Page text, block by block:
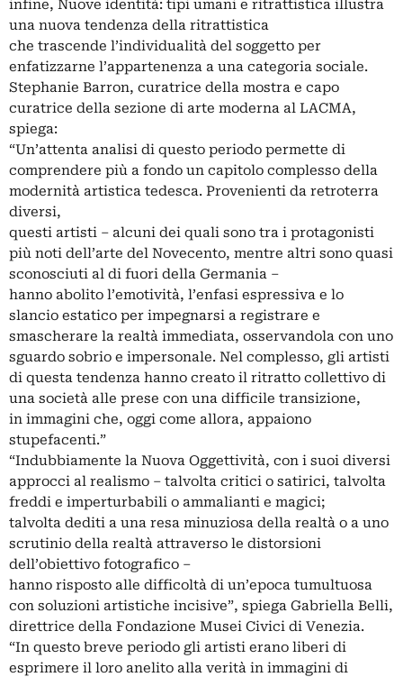
infine, Nuove identità: tipi umani e ritrattistica illustra
una nuova tendenza della ritrattistica
che trascende l’individualità del soggetto per
enfatizzarne l’appartenenza a una categoria sociale.
Stephanie Barron, curatrice della mostra e capo
curatrice della sezione di arte moderna al LACMA,
spiega:
“Un’attenta analisi di questo periodo permette di
comprendere più a fondo un capitolo complesso della
modernità artistica tedesca. Provenienti da retroterra
diversi,
questi artisti – alcuni dei quali sono tra i protagonisti
più noti dell’arte del Novecento, mentre altri sono quasi
sconosciuti al di fuori della Germania –
hanno abolito l’emotività, l’enfasi espressiva e lo
slancio estatico per impegnarsi a registrare e
smascherare la realtà immediata, osservandola con uno
sguardo sobrio e impersonale. Nel complesso, gli artisti
di questa tendenza hanno creato il ritratto collettivo di
una società alle prese con una difficile transizione,
in immagini che, oggi come allora, appaiono
stupefacenti.”
“Indubbiamente la Nuova Oggettività, con i suoi diversi
approcci al realismo – talvolta critici o satirici, talvolta
freddi e imperturbabili o ammalianti e magici;
talvolta dediti a una resa minuziosa della realtà o a uno
scrutinio della realtà attraverso le distorsioni
dell’obiettivo fotografico –
hanno risposto alle difficoltà di un’epoca tumultuosa
con soluzioni artistiche incisive”, spiega Gabriella Belli,
direttrice della Fondazione Musei Civici di Venezia.
“In questo breve periodo gli artisti erano liberi di
esprimere il loro anelito alla verità in immagini di